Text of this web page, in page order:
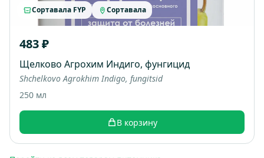
Сортавала FYP Сортавала
483 ₽
Щелково Агрохим Индиго, фунгицид
Shchelkovo Agrokhim Indigo, fungitsid
250 мл
В корзину